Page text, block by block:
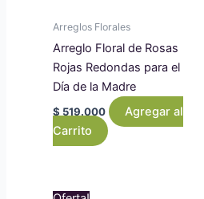
Arreglos Florales
Arreglo Floral de Rosas
Rojas Redondas para el
Día de la Madre
$ 519.000
Agregar al
Carrito